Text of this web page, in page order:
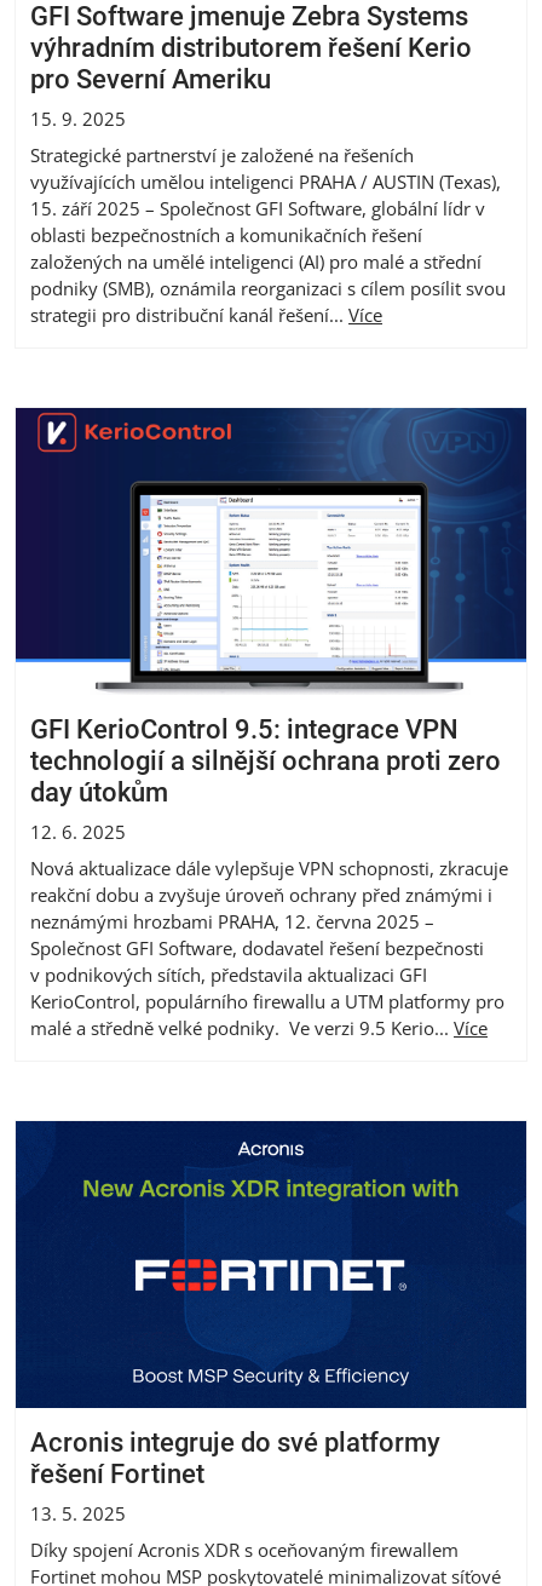
GFI Software jmenuje Zebra Systems
výhradním distributorem řešení Kerio
pro Severní Ameriku
15. 9. 2025
Strategické partnerství je založené na řešeních
využívajících umělou inteligenci PRAHA / AUSTIN (Texas),
15. září 2025 – Společnost GFI Software, globální lídr v
oblasti bezpečnostních a komunikačních řešení
založených na umělé inteligenci (AI) pro malé a střední
podniky (SMB), oznámila reorganizaci s cílem posílit svou
strategii pro distribuční kanál řešení... Více
GFI KerioControl 9.5: integrace VPN
technologií a silnější ochrana proti zero
day útokům
12. 6. 2025
Nová aktualizace dále vylepšuje VPN schopnosti, zkracuje
reakční dobu a zvyšuje úroveň ochrany před známými i
neznámými hrozbami PRAHA, 12. června 2025 –
Společnost GFI Software, dodavatel řešení bezpečnosti
v podnikových sítích, představila aktualizaci GFI
KerioControl, populárního firewallu a UTM platformy pro
malé a středně velké podniky. Ve verzi 9.5 Kerio... Více
Acronis integruje do své platformy
řešení Fortinet
13. 5. 2025
Díky spojení Acronis XDR s oceňovaným firewallem
Fortinet mohou MSP poskytovatelé minimalizovat síťové